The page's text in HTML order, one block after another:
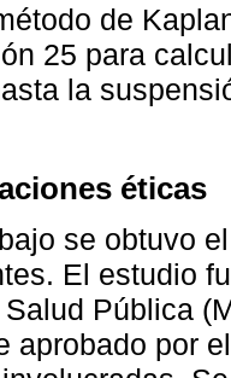
de
25 para
la
éticas
se obtuvo
El estudio
Pública
aprobado por